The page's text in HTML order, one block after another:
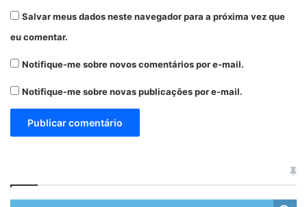
Salvar meus dados neste navegador para a próxima vez que
eu comentar.
Notifique-me sobre novos comentários por e-mail.
Notifique-me sobre novas publicações por e-mail.